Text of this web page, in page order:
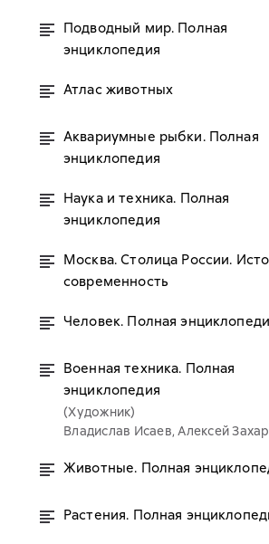
Подводный мир. Полная
энциклопедия
Атлас животных
Аквариумные рыбки. Полная
энциклопедия
Наука и техника. Полная
энциклопедия
Москва. Столица России.
современность
Человек. Полная
Военная техника. Полная
энциклопедия
(Художник)
Владислав Исаев, Алексей
Животные. Полная
Растения. Полная